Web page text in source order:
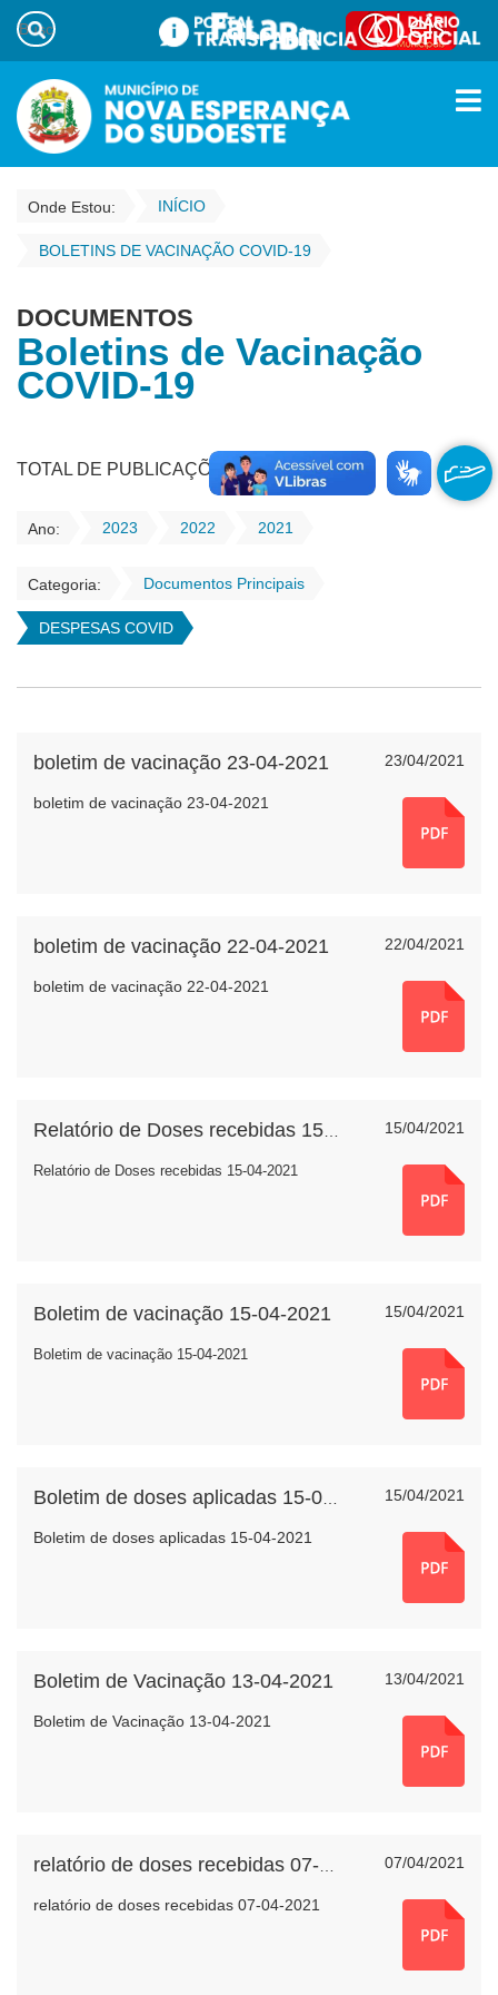
Onde Estou: INÍCIO
BOLETINS DE VACINAÇÃO COVID-19
DOCUMENTOS
Boletins de Vacinação
COVID-19
TOTAL DE PUBLICAÇÕES - 293
Ano: 2023 2022 2021
Categoria: Documentos Principais
DESPESAS COVID
23/04/2021
boletim de vacinação 23-04-2021
boletim de vacinação 23-04-2021
22/04/2021
boletim de vacinação 22-04-2021
boletim de vacinação 22-04-2021
15/04/2021
Relatório de Doses recebidas 15-04-2021
15/04/2021
Boletim de vacinação 15-04-2021
Boletim de vacinação 15-04-2021
15/04/2021
Boletim de doses aplicadas 15-04-2021
13/04/2021
Boletim de Vacinação 13-04-2021
Boletim de Vacinação 13-04-2021
07/04/2021
relatório de doses recebidas 07-04-2021